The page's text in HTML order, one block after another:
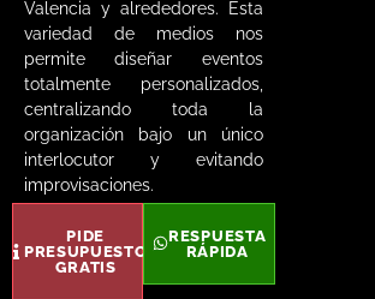
Valencia y alrededores. Esta
variedad de medios nos
permite diseñar eventos
totalmente personalizados,
centralizando toda la
organización bajo un único
interlocutor y evitando
improvisaciones.
PIDE
PRESUPUESTO
GRATIS
RESPUESTA
RÁPIDA